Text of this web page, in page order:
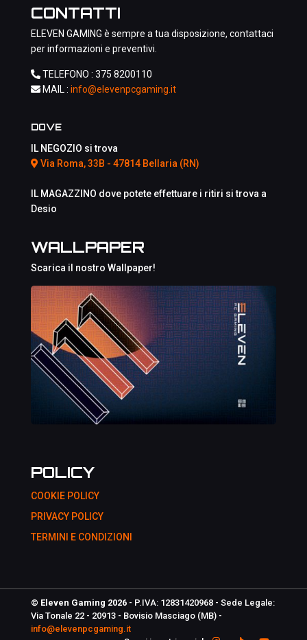
CONTATTI
ELEVEN GAMING è sempre a tua disposizione, contattaci
per informazioni e preventivi.
TELEFONO : 375 8200110
MAIL : info@elevenpcgaming.it
DOVE
IL NEGOZIO si trova
Via Roma, 33B - 47814 Bellaria (RN)
IL MAGAZZINO dove potete effettuare i ritiri si trova a
Desio
WALLPAPER
Scarica il nostro Wallpaper!
POLICY
COOKIE POLICY
PRIVACY POLICY
TERMINI E CONDIZIONI
© Eleven Gaming 2026 - P.IVA: 12831420968 - Sede Legale:
Via Tonale 22 - 20913 - Bovisio Masciago (MB) -
info@elevenpcgaming.it